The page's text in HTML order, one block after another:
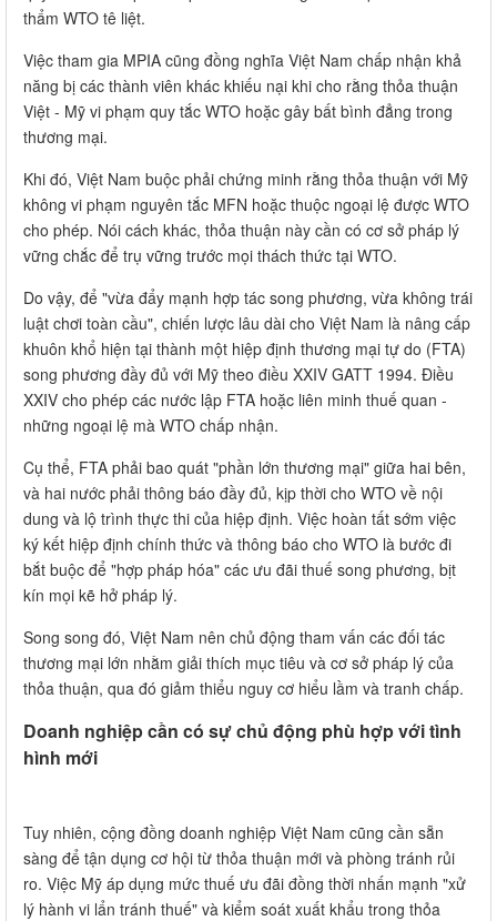
thẩm WTO tê liệt.
Việc tham gia MPIA cũng đồng nghĩa Việt Nam chấp nhận khả
năng bị các thành viên khác khiếu nại khi cho rằng thỏa thuận
Việt - Mỹ vi phạm quy tắc WTO hoặc gây bất bình đẳng trong
thương mại.
Khi đó, Việt Nam buộc phải chứng minh rằng thỏa thuận với Mỹ
không vi phạm nguyên tắc MFN hoặc thuộc ngoại lệ được WTO
cho phép. Nói cách khác, thỏa thuận này cần có cơ sở pháp lý
vững chắc để trụ vững trước mọi thách thức tại WTO.
Do vậy, để "vừa đẩy mạnh hợp tác song phương, vừa không trái
luật chơi toàn cầu", chiến lược lâu dài cho Việt Nam là nâng cấp
khuôn khổ hiện tại thành một hiệp định thương mại tự do (FTA)
song phương đầy đủ với Mỹ theo điều XXIV GATT 1994. Điều
XXIV cho phép các nước lập FTA hoặc liên minh thuế quan -
những ngoại lệ mà WTO chấp nhận.
Cụ thể, FTA phải bao quát "phần lớn thương mại" giữa hai bên,
và hai nước phải thông báo đầy đủ, kịp thời cho WTO về nội
dung và lộ trình thực thi của hiệp định. Việc hoàn tất sớm việc
ký kết hiệp định chính thức và thông báo cho WTO là bước đi
bắt buộc để "hợp pháp hóa" các ưu đãi thuế song phương, bịt
kín mọi kẽ hở pháp lý.
Song song đó, Việt Nam nên chủ động tham vấn các đối tác
thương mại lớn nhằm giải thích mục tiêu và cơ sở pháp lý của
thỏa thuận, qua đó giảm thiểu nguy cơ hiểu lầm và tranh chấp.
Doanh nghiệp cần có sự chủ động phù hợp với tình
hình mới
Tuy nhiên, cộng đồng doanh nghiệp Việt Nam cũng cần sẵn
sàng để tận dụng cơ hội từ thỏa thuận mới và phòng tránh rủi
ro. Việc Mỹ áp dụng mức thuế ưu đãi đồng thời nhấn mạnh "xử
lý hành vi lẩn tránh thuế" và kiểm soát xuất khẩu trong thỏa